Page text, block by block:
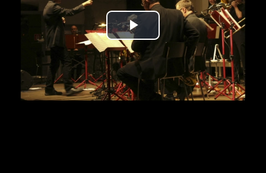
Play
Video